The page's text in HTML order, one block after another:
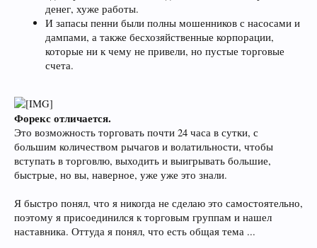
денег, хуже работы.
И запасы пенни были полны мошенников с насосами и
дампами, а также бесхозяйственные корпорации,
которые ни к чему не привели, но пустые торговые
счета.
Форекс отличается.
Это возможность торговать почти 24 часа в сутки, с
большим количеством рычагов и волатильности, чтобы
вступать в торговлю, выходить и выигрывать большие,
быстрые, но вы, наверное, уже уже это знали.
Я быстро понял, что я никогда не сделаю это самостоятельно,
поэтому я присоединился к торговым группам и нашел
наставника. Оттуда я понял, что есть общая тема ...